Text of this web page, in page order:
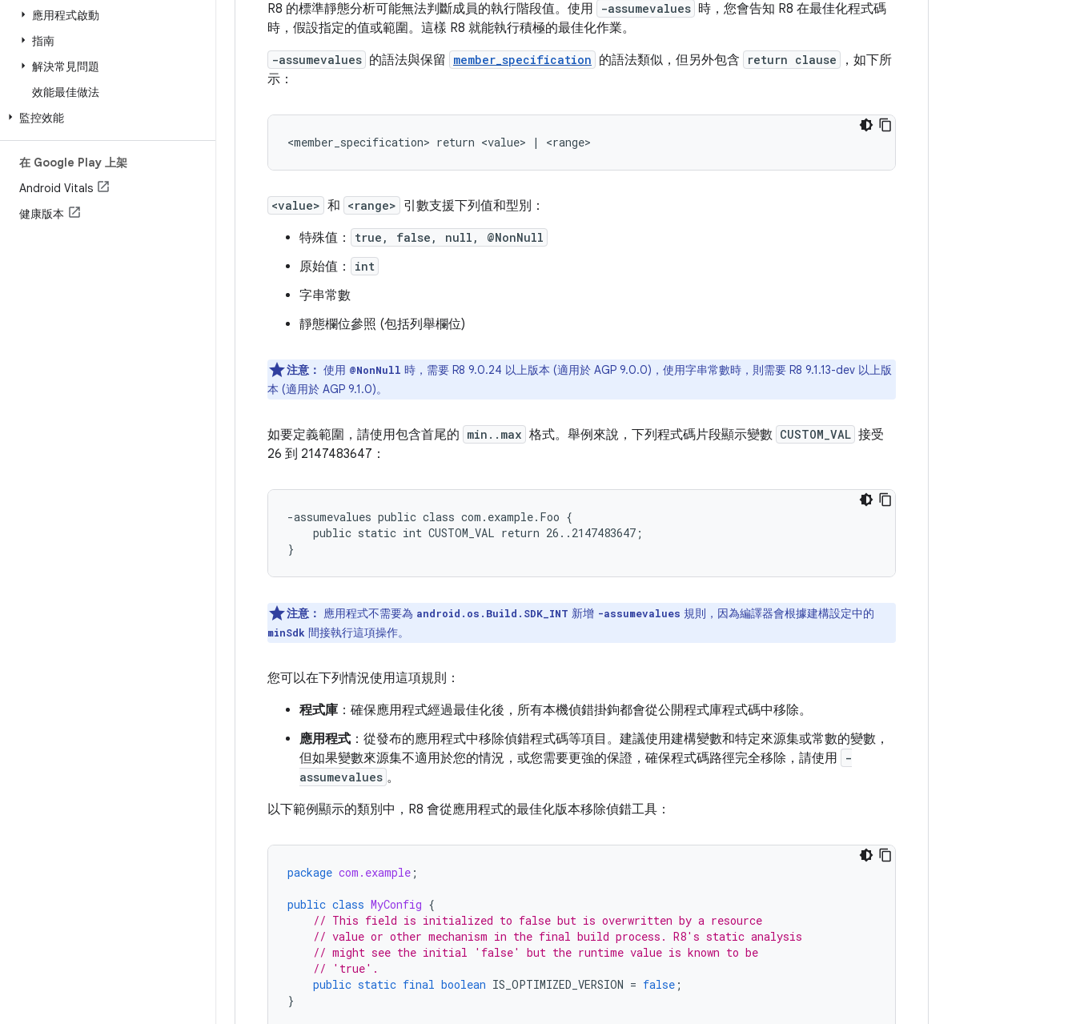
應用程式啟動
指南
解決常見問題
效能最佳做法
監控效能
在 Google Play 上架
Android Vitals
健康版本
R8 的標準靜態分析可能無法判斷成員的執行階段值。使用
-assumevalues 時，您會告知 R8 在最佳化程式碼
時，假設指定的值或範圍。這樣 R8 就能執行積極的最佳化作業。
-assumevalues 的語法與保留 member_specification 的語法類似，但另外包含 return clause
，如下所
示：
<value> 和 <range> 引數支援下列值和型別：
特殊值：
true, false, null, @NonNull
原始值： int
字串常數
靜態欄位參照 (包括列舉欄位)
注意： 使用 @NonNull 時，需要 R8 9.0.24 以上版本 (適用於 AGP 9.0.0)，使用字串常數時，則需要 R8 9.1.13-dev 以上版
本 (適用於 AGP 9.1.0)。
如要定義範圍，請使用包含首尾的 min..max 格式。舉例來說，下列程式碼片段顯示變數 CUSTOM_VAL 接受
26 到 2147483647：
-assumevalues public class com.example.Foo {
    public static int CUSTOM_VAL return 26..2147483647;
注意： 應用程式不需要為 android.os.Build.SDK_INT 新增 -assumevalues 規則，因為編譯器會根據建構設定中的
minSdk 間接執行這項操作。
您可以在下列情況使用這項規則：
程式庫 ：確保應用程式經過最佳化後，所有本機偵錯掛鉤都會從公開程式庫程式碼中移除。
應用程式 ：從發布的應用程式中移除偵錯程式碼等項目。建議使用建構變數和特定來源集或常數的變數，
但如果變數來源集不適用於您的情況，或您需要更強的保證，確保程式碼路徑完全移除，請使用
-
assumevalues 。
以下範例顯示的類別中，R8 會從應用程式的最佳化版本移除偵錯工具：
package com.example ;
public class MyConfig {
// This field is initialized to false but is overwritten by a resource
// value or other mechanism in the final build process. R8's static analysis
// might see the initial 'false' but the runtime value is known to be
// 'true'.
public static final boolean IS_OPTIMIZED_VERSION = false ;
}